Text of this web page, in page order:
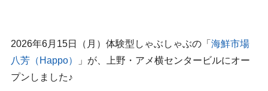
2026年6月15日（月）体験型しゃぶしゃぶの「 海鮮市場
八芳（Happo）
」が、上野・アメ横センタービルにオー
プンしました♪